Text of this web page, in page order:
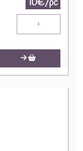
10€/pc
+